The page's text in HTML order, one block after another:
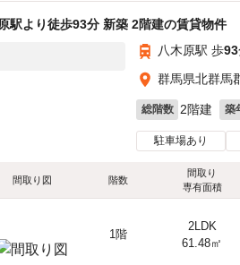
駅より徒歩93分 新築 2階建の賃貸物件
八木原駅 歩93
群馬県北群馬
総階数 2階建 築
駐車場あり
間取り図 階数
間取り
専有面積
1階
2LDK
61.48㎡